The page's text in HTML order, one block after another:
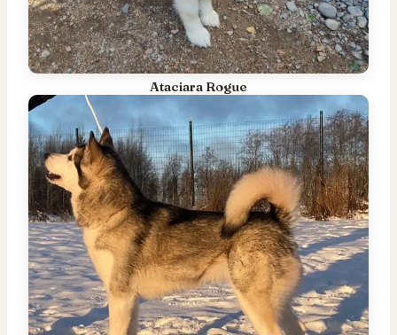
Ataciara Rogue